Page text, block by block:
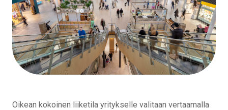
Oikean kokoinen liiketila yritykselle valitaan vertaamalla